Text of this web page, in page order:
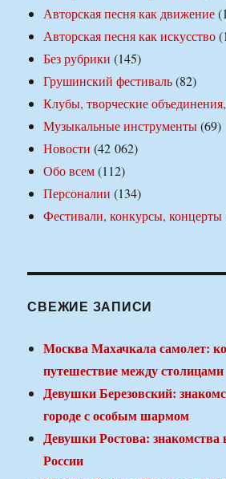
Авторская песня как движение
Авторская песня как искусство
Без рубрики (145)
Грушинский фестиваль(82)
Клубы, творческие
Музыкальные инструменты(69)
Новости (42 062)
Обо всем(112)
Персоналии (134)
Фестивали, конкурсы, концерты
СВЕЖИЕ ЗАПИСИ
Москва Махачкала самолет:
путешествие между столицами
Девушки Березовский:
городе с особым шармом
Девушки Ростова:
России